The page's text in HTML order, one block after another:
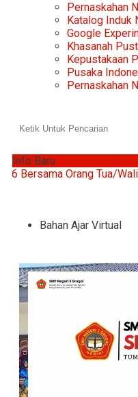
Pernaskahan
Katalog Induk
Google
Khasanah
Kepustakaan
Pusaka
Pernaskahan
Info Baru
Orang Tua/Wali
Bahan Ajar Virtual